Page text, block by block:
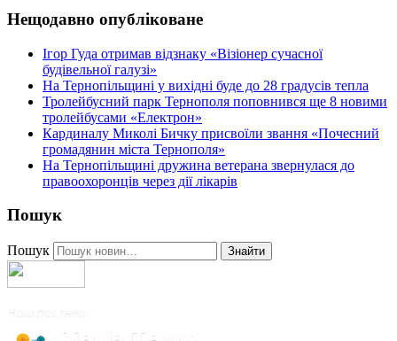
Нещодавно опубліковане
Ігор Гуда отримав відзнаку «Візіонер сучасної
будівельної галузі»
На Тернопільщині у вихідні буде до 28 градусів тепла
Тролейбусний парк Тернополя поповнився ще 8 новими
тролейбусами «Електрон»
Кардиналу Миколі Бичку присвоїли звання «Почесний
громадянин міста Тернополя»
На Тернопільщині дружина ветерана звернулася до
правоохоронців через дії лікарів
Пошук
Пошук Знайти